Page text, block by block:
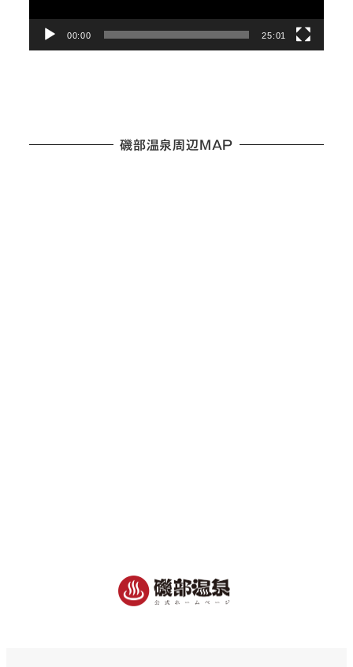
00:00 25:01
磯部温泉周辺MAP